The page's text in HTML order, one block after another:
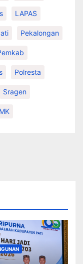
LAPAS
Pekalongan
Polresta
Sragen